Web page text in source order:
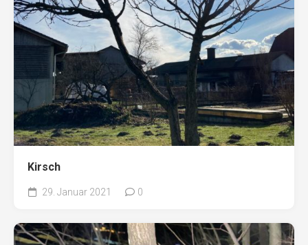
Kirsch
29. Januar 2021 0